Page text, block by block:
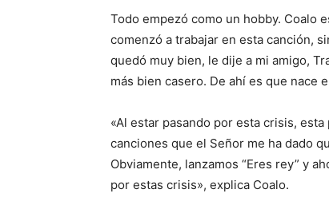
Todo empezó como un hobby. Coalo
comenzó a trabajar en esta canción,
quedó muy bien, le dije a mi amigo,
más bien casero. De ahí es que nace
«Al estar pasando por esta crisis,
canciones que el Señor me ha dado
Obviamente, lanzamos “Eres rey” y
por estas crisis», explica Coalo.